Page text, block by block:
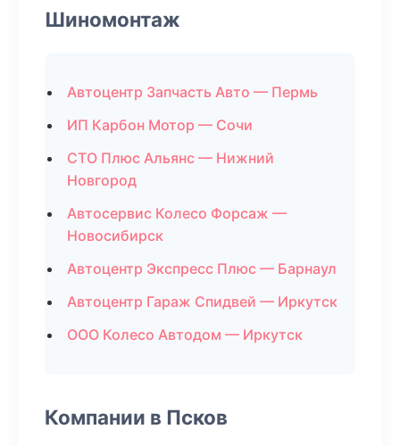
Шиномонтаж
Автоцентр Запчасть Авто — Пермь
ИП Карбон Мотор — Сочи
СТО Плюс Альянс — Нижний
Новгород
Автосервис Колесо Форсаж —
Новосибирск
Автоцентр Экспресс Плюс — Барнаул
Автоцентр Гараж Спидвей — Иркутск
ООО Колесо Автодом — Иркутск
Компании в Псков